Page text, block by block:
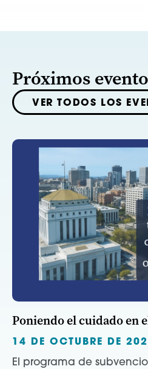
Próximos
VER TODOS LOS
Poniendo el cuidado en
14 DE OCTUBRE DE
El programa de